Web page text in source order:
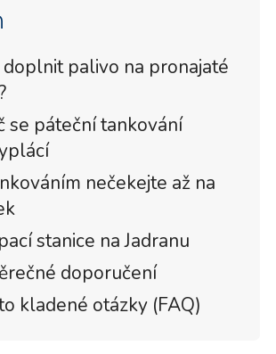
doplnit palivo na pronajaté
se páteční tankování
nečekejte až na
stanice na Jadranu
doporučení
kladené otázky (FAQ)